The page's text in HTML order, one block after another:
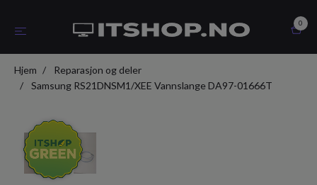
0
Hjem
Reparasjon og deler
Samsung RS21DNSM1/XEE Vannslange DA97-01666T